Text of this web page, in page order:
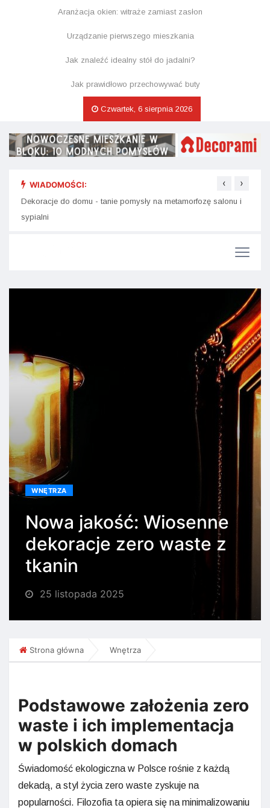
Aranżacja okien: witraże zamiast zasłon
Urządzanie pierwszego mieszkania
Jak znaleźć idealny stół do jadalni?
Jak prawidłowo przechowywać buty
Czwartek, 6 sierpnia 2026
WIADOMOŚCI:
Plakaty i obrazy do wnętrz - jak dobrać do stylu mieszkania?
‹ ›
WNĘTRZA
Nowa jakość: Wiosenne
dekoracje zero waste z
tkanin
25 listopada 2025
Strona główna Wnętrza
Podstawowe założenia zero
waste i ich implementacja
w polskich domach
Świadomość ekologiczna w Polsce rośnie z każdą
dekadą, a styl życia zero waste zyskuje na
popularności. Filozofia ta opiera się na minimalizowaniu